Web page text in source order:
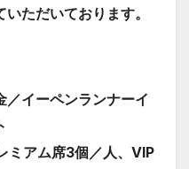
ただいております。
イーペンランナーイ
ミアム席3個／人、VIP